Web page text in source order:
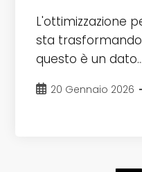
L'ottimizzazione
sta
questo è un dato…
Articolo
20 Gennaio 2026